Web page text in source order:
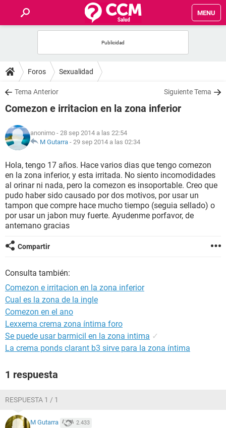
MENU
FOROS
SALUD
NUTRICIÓN
BIENESTAR
SEXUALIDAD
GLOSARIO
Foros Sexualidad
Tema Anterior Siguiente Tema
Comezon e irritacion en la zona inferior
anonimo - 28 sep 2014 a las 22:54
M Gutarra - 29 sep 2014 a las 02:34
Hola, tengo 17 años. Hace varios dias que tengo comezon
en la zona inferior, y esta irritada. No siento incomodidades
al orinar ni nada, pero la comezon es insoportable. Creo que
pudo haber sido causado por dos motivos, por usar un
tampon que compre hace mucho tiempo (seguia sellado) o
por usar un jabon muy fuerte. Ayudenme porfavor, de
antemano gracias
Compartir
Consulta también:
Comezon e irritacion en la zona inferior
Cual es la zona de la ingle
Comezon en el ano
Lexxema crema zona íntima foro
Se puede usar barmicil en la zona intima ✓
La crema ponds clarant b3 sirve para la zona íntima
1 respuesta
RESPUESTA 1 / 1
M Gutarra 2.433